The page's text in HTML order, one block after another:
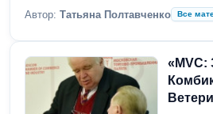
Автор: Татьяна Полтавченко Все
«MVC: